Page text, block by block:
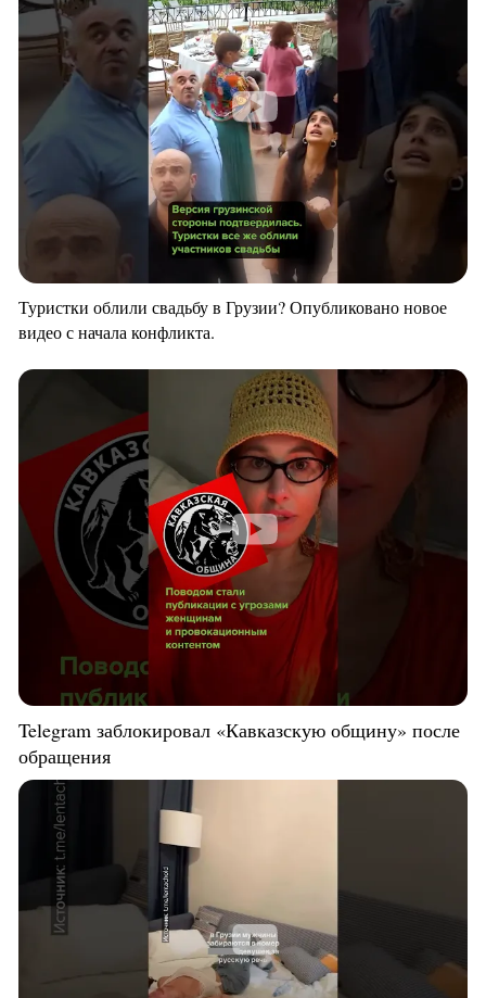
Туристки облили свадьбу в Грузии? Опубликовано новое
видео с начала конфликта.
Telegram заблокировал «Кавказскую общину» после
обращения